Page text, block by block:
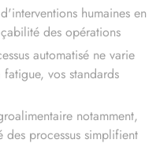
humaines en
des opérations
automatisé ne varie
vos standards
notamment,
processus simplifient